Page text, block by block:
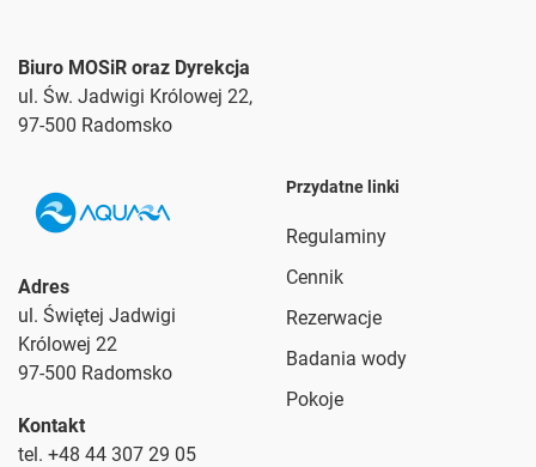
Biuro MOSiR oraz Dyrekcja
ul. Św. Jadwigi Królowej 22,
97-500 Radomsko
Adres
ul. Świętej Jadwigi
Królowej 22
97-500 Radomsko
Kontakt
tel. +48 44 307 29 05
Przydatne linki
Regulaminy
Cennik
Rezerwacje
Badania wody
Pokoje